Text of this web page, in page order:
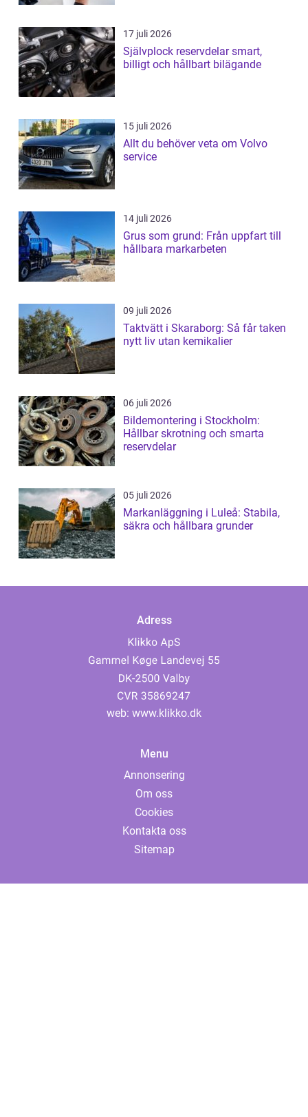
17 juli 2026
Självplock reservdelar smart,
billigt och hållbart bilägande
15 juli 2026
Allt du behöver veta om Volvo
service
14 juli 2026
Grus som grund: Från uppfart till
hållbara markarbeten
09 juli 2026
Taktvätt i Skaraborg: Så får taken
nytt liv utan kemikalier
06 juli 2026
Bildemontering i Stockholm:
Hållbar skrotning och smarta
reservdelar
05 juli 2026
Markanläggning i Luleå: Stabila,
säkra och hållbara grunder
Adress
web: www.klikko.dk
Menu
Annonsering
Om oss
Cookies
Kontakta oss
Sitemap